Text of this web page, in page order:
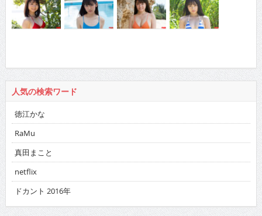
人気の検索ワード
徳江かな
RaMu
真田まこと
netflix
ドカント 2016年